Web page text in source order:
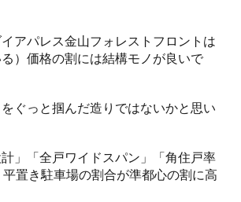
アパレス金山フォレストフロントは
る）価格の割には結構モノが良いで
ぐっと掴んだ造りではないかと思い
」「全戸ワイドスパン」「角住戸率
置き駐車場の割合が準都心の割に高